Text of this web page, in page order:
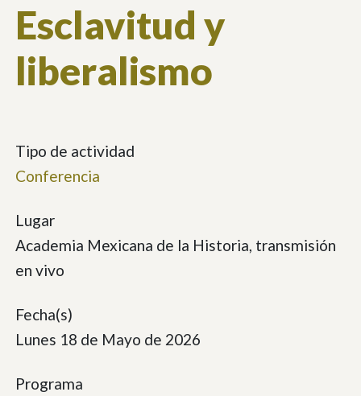
Esclavitud y
liberalismo
Tipo de actividad
Conferencia
Lugar
Academia Mexicana de la Historia, transmisión
en vivo
Fecha(s)
Lunes 18 de Mayo de 2026
Programa